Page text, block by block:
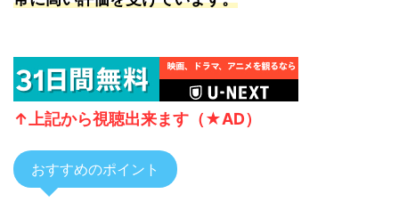
↑上記から視聴出来ます（★AD）
おすすめのポイント